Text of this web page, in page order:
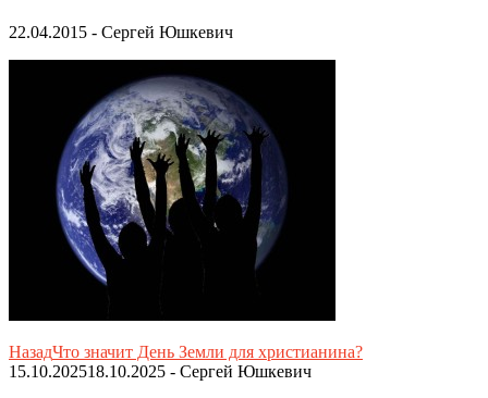
22.04.2015 - Сергей Юшкевич
НазадЧто значит День Земли для христианина?
15.10.202518.10.2025 - Сергей Юшкевич